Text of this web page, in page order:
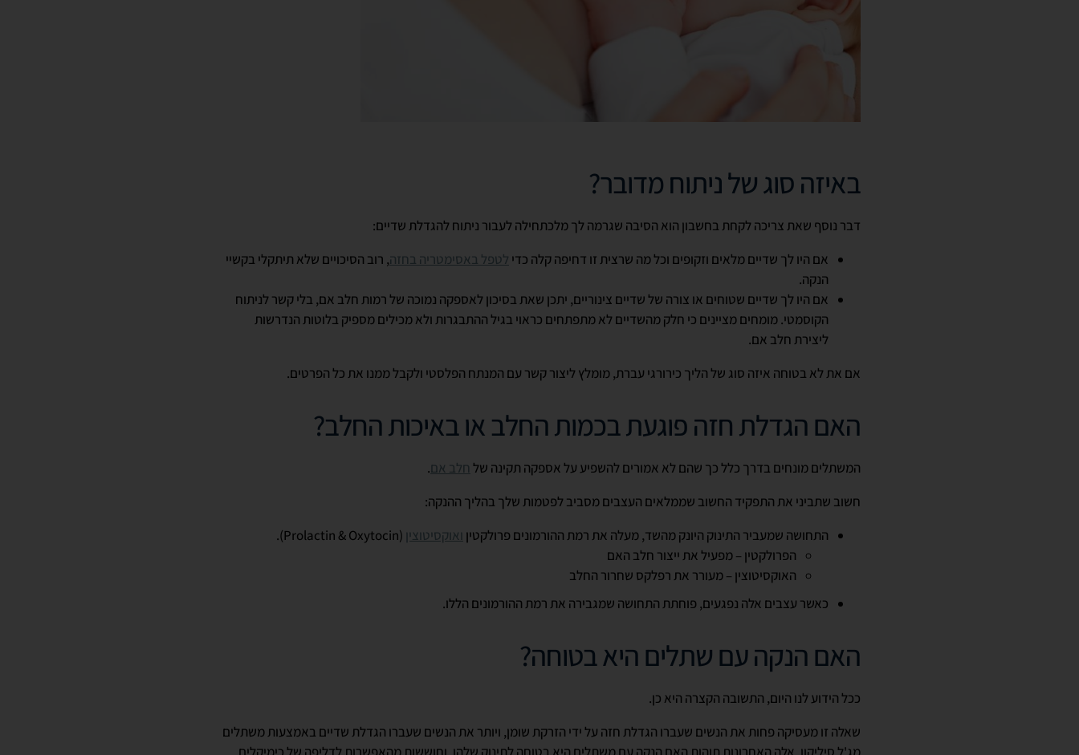
באיזה סוג של ניתוח מדובר?
דבר נוסף שאת צריכה לקחת בחשבון הוא הסיבה שגרמה לך מלכתחילה לעבור ניתוח להגדלת שדיים:
אם היו לך שדיים מלאים וזקופים וכל מה שרצית זו דחיפה קלה כדי לטפל באסימטריה בחזה, רוב הסיכויים שלא תיתקלי בקשיי
הנקה.
אם היו לך שדיים שטוחים או צורה של שדיים צינוריים, יתכן שאת בסיכון לאספקה נמוכה של רמות חלב אם, בלי קשר לניתוח
הקוסמטי. מומחים מציינים כי חלק מהשדיים לא מתפתחים כראוי בגיל ההתבגרות ולא מכילים מספיק בלוטות הנדרשות
ליצירת חלב אם.
אם את לא בטוחה איזה סוג של הליך כירורגי עברת, מומלץ ליצור קשר עם המנתח הפלסטי ולקבל ממנו את כל הפרטים.
האם הגדלת חזה פוגעת בכמות החלב או באיכות החלב?
המשתלים מונחים בדרך כלל כך שהם לא אמורים להשפיע על אספקה תקינה של חלב אם.
חשוב שתביני את התפקיד החשוב שממלאים העצבים מסביב לפטמות שלך בהליך ההנקה:
התחושה שמעביר התינוק היונק מהשד, מעלה את רמת ההורמונים פרולקטין ואוקסיטוצין (
Prolactin & Oxytocin
).
הפרולקטין – מפעיל את ייצור חלב האם
האוקסיטוצין – מעורר את רפלקס שחרור החלב
כאשר עצבים אלה נפגעים, פוחתת התחושה שמגבירה את רמת ההורמונים הללו.
האם הנקה עם שתלים היא בטוחה?
ככל הידוע לנו היום, התשובה הקצרה היא כן.
שאלה זו מעסיקה פחות את הנשים שעברו הגדלת חזה על ידי הזרקת שומן, ויותר את הנשים שעברו הגדלת שדיים באמצעות משתלים